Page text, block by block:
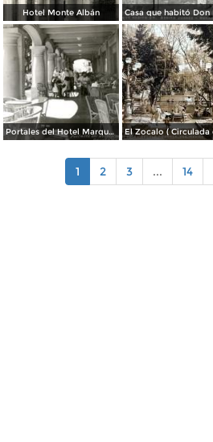
Hotel Monte Albán
Portales del Hotel Marqués del Valle
1 2 3 ... 14